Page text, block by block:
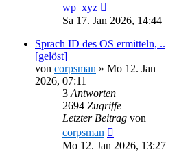
wp_xyz
Sa 17. Jan 2026, 14:44
Sprach ID des OS ermitteln, ..
[gelöst]
von corpsman » Mo 12. Jan
2026, 07:11
3 Antworten
2694 Zugriffe
Letzter Beitrag von
corpsman
Mo 12. Jan 2026, 13:27